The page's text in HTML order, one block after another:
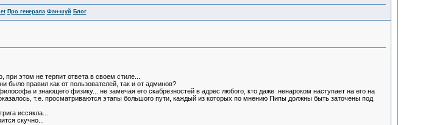
Про генерала Фэн-шуй Блог
при этом не терпит ответа в своем стиле...
было правил как от пользователей, так и от админов?
и знающего физику... не замечая его скабрезностей в адрес любого, кто даже ненароком наступает на его на
т.е. просматриваются этапы большого пути, каждый из которых по мнению Пипы должны быть заточены под
иссякла...
скучно...